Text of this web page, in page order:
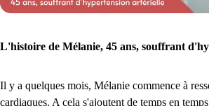
L'histoire de Mélanie, 45 ans, souffrant
Il y a quelques mois, Mélanie commence à
cardiaques. A cela s'ajoutent de temps en